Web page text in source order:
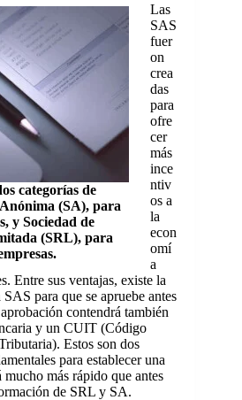
categorías de
(SA), para
y Sociedad de
(SRL), para
Las
SAS
fuer
on
crea
das
para
ofre
cer
más
ince
ntiv
os a
la
econ
omí
a
Entre sus ventajas, existe la
para que se apruebe antes
contendrá también
y un CUIT (Código
Estos son dos
para establecer una
mucho más rápido que antes
de SRL y SA.